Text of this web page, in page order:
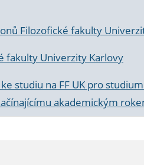
Filozofické fakulty
fakulty Univerzity Karlovy
studiu na FF UK pro
akademickým